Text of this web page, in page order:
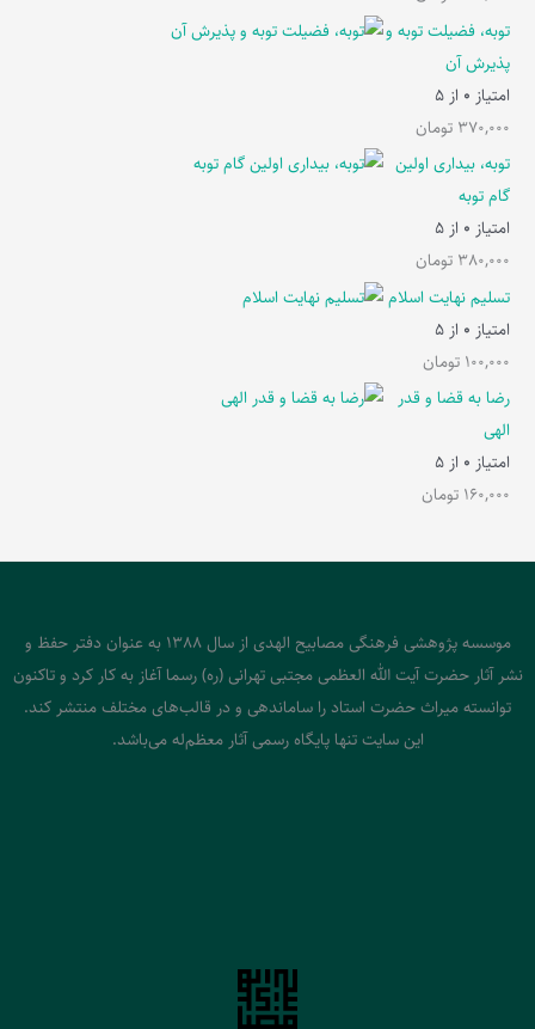
توبه، فضیلت توبه و
پذیرش آن
امتیاز 0 از 5
370,000 تومان
توبه، بیداری اولین
گام توبه
امتیاز 0 از 5
380,000 تومان
تسلیم نهایت اسلام
امتیاز 0 از 5
100,000 تومان
رضا به قضا و قدر
الهی
امتیاز 0 از 5
160,000 تومان
موسسه پژوهشی فرهنگی مصابیح الهدی از سال 1388 به عنوان دفتر حفظ و
نشر آثار حضرت آیت الله العظمی مجتبی تهرانی (ره) رسما آغاز به کار کرد و تاکنون
توانسته میراث حضرت استاد را ساماندهی و در قالب‌های مختلف منتشر کند.
این سایت تنها پایگاه رسمی آثار معظم‌له می‌باشد.